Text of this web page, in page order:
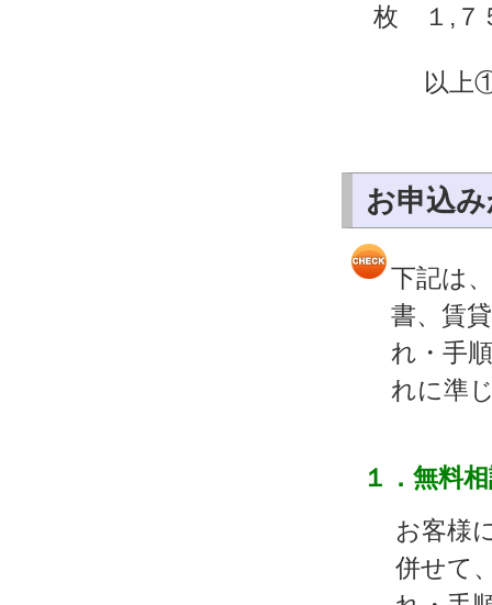
枚 １,７
以上①
お申込
下記は
書、賃
れ・手
れに準
１．無料
お客様
併せて